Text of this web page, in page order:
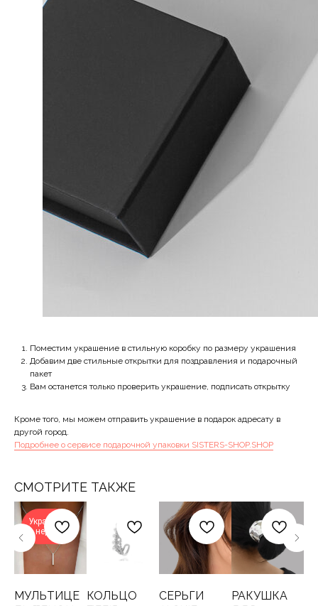
Поместим украшение в стильную коробку по размеру украшения
Добавим две стильные открытки для поздравления и подарочный
пакет
Вам останется только проверить украшение, подписать открытку
Кроме того, мы можем отправить украшение в подарок адресату в
другой город.
Подробнее о сервисе подарочной упаковки SISTERS-SHOP.SHOP
СМОТРИТЕ ТАКЖЕ
Украшение
недели
МУЛЬТИЦЕ
КОЛЬЦО
СЕРЬГИ
РАКУШКА